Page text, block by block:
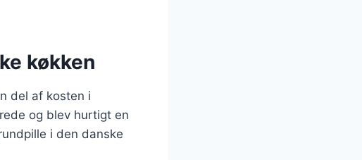
køkken
del af kosten i
og blev hurtigt en
i den danske